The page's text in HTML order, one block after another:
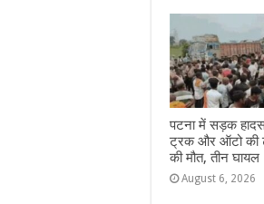
पटना में सड़क
ट्रक और ऑटो की
की मौत, तीन घायल
August 6, 2026